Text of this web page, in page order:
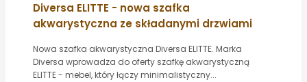
Diversa ELITTE - nowa szafka
akwarystyczna ze składanymi drzwiami
Nowa szafka akwarystyczna Diversa ELITTE. Marka
Diversa wprowadza do oferty szafkę akwarystyczną
ELITTE - mebel, który łączy minimalistyczny...